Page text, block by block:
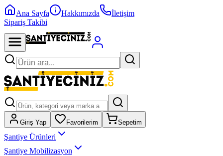
Ana Sayfa Hakkımızda
İletişim
Sipariş Takibi
Giriş Yap Favorilerim Sepetim
Şantiye Ürünleri
Şantiye Mobilizasyon